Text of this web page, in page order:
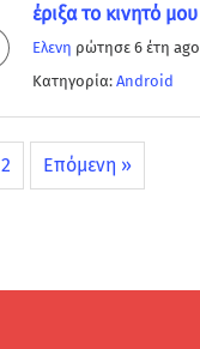
έριξα το κινητό μου
Ελενη ρώτησε 6 έτη ago
Κατηγορία: Android
2 Επόμενη »